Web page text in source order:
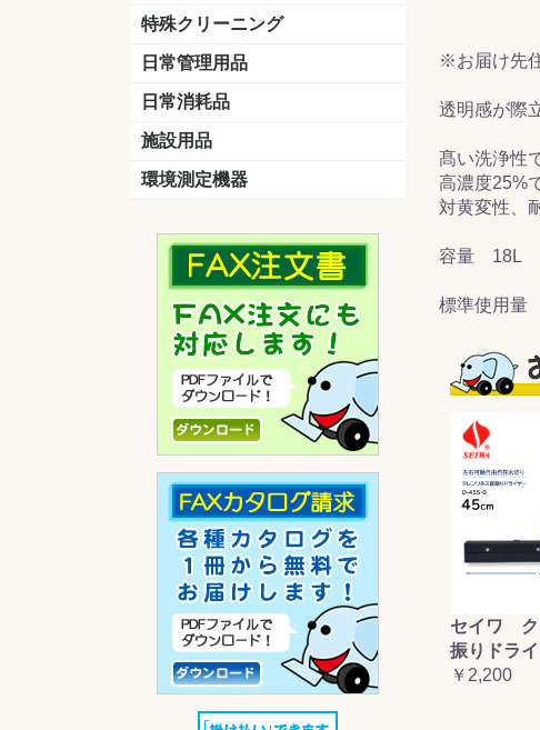
洗剤
道具
特殊クリーニング
石材
エアコン
リンス&中和剤&前処
洗浄ツール
洗浄シート
外壁
その他
日常管理用品
クリーナー
洗濯用洗剤
油汚れ落とし
サビ取り剤
タバコ専用消臭
日常消耗品
トイレットペーパー
ペーパータオル
便座除菌クリーナー
ポリ袋
施設用品
マット・他
ベンチ
灰皿
傘立
くず入れ
環境測定機器
※お届け先
透明感が際
髙い洗浄性
高濃度25%
対黄変性、
容量 18L
標準使用量
セイワ ク
振りドラ
￥2,200